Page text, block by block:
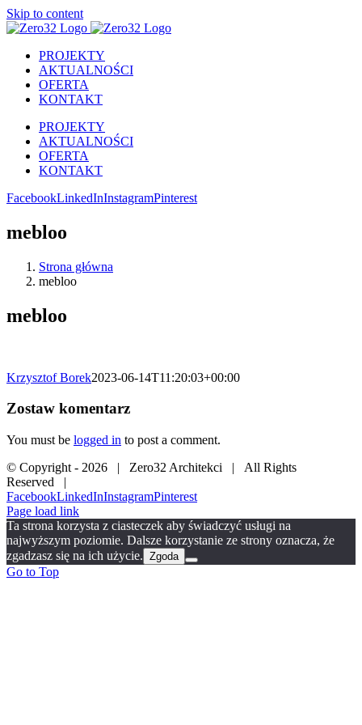
Skip to content
PROJEKTY
AKTUALNOŚCI
OFERTA
KONTAKT
PROJEKTY
AKTUALNOŚCI
OFERTA
KONTAKT
FacebookLinkedInInstagramPinterest
mebloo
Strona główna
mebloo
mebloo
Krzysztof Borek2023-06-14T11:20:03+00:00
Zostaw komentarz
You must be logged in to post a comment.
© Copyright - 2026 | Zero32 Architekci | All Rights
Reserved |
FacebookLinkedInInstagramPinterest
Page load link
Ta strona korzysta z ciasteczek aby świadczyć usługi na
najwyższym poziomie. Dalsze korzystanie ze strony oznacza, że
zgadzasz się na ich użycie. Zgoda
Go to Top